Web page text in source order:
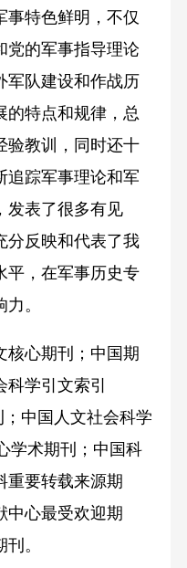
事特色鲜明，不仅
党的军事指导理论
军队建设和作战历
的特点和规律，总
验教训，同时还十
追踪军事理论和军
发表了很多有见
分反映和代表了我
平，在军事历史专
。
核心期刊；中国期
学引文索引
中国人文社会科学
学术期刊；中国科
重要转载来源期
中心最受欢迎期
。